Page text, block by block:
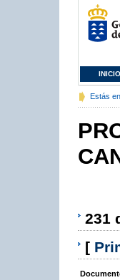
INICIO
Estás
231
[